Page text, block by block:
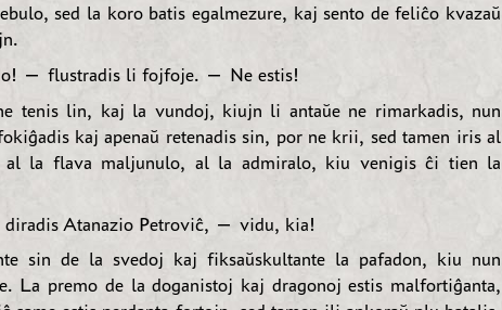
sed la koro batis egalmezure, kaj sento de feliĉo kvazaŭ
— flustradis li fojfoje. — Ne estis!
tenis lin, kaj la vundoj, kiujn li antaŭe ne rimarkadis, nun
kaj apenaŭ retenadis sin, por ne krii, sed tamen iris al
al la flava maljunulo, al la admiralo, kiu venigis ĉi tien la
Atanazio Petroviĉ, — vidu, kia!
sin de la svedoj kaj fiksaŭskultante la pafadon, kiu nun
La premo de la doganistoj kaj dragonoj estis malfortiĝanta,